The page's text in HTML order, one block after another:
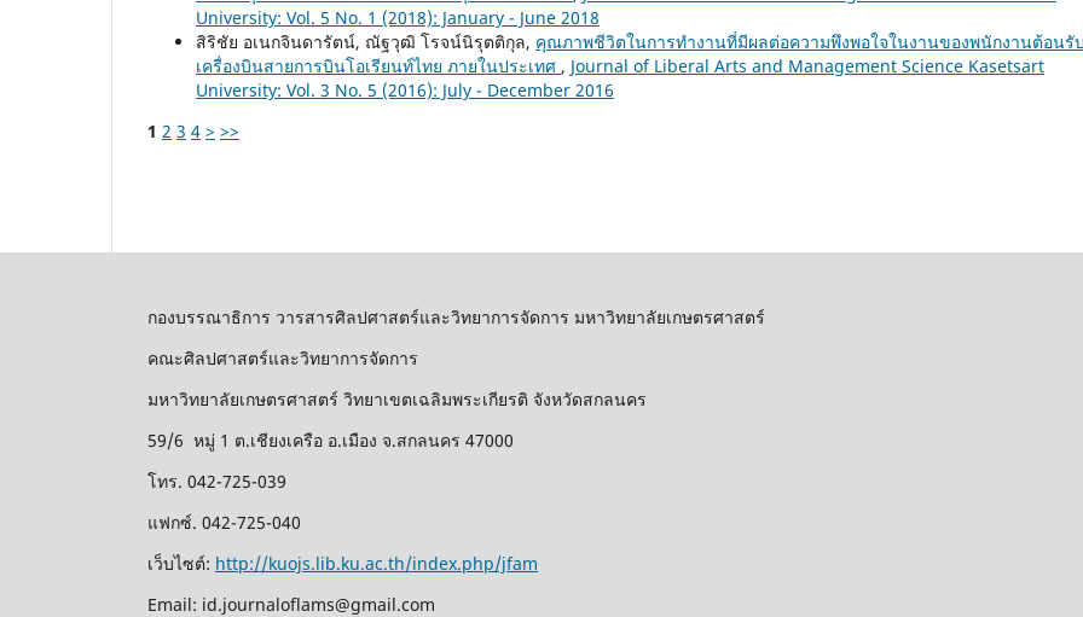
University: Vol. 5 No. 1 (2018): January - June 2018
สิริชัย อเนกจินดารัตน์, ณัฐวุฒิ โรจน์นิรุตติกุล, คุณภาพชีวิตในการทำงานที่มีผลต่อความพึงพอใจในงานของพนักงานต้อนรั
เครื่องบินสายการบินโอเรียนท์ไทย ภายในประเทศ , Journal of Liberal Arts and Management Science Kasetsart
University: Vol. 3 No. 5 (2016): July - December 2016
1 2 3 4 > >>
กองบรรณาธิการ วารสารศิลปศาสตร์และวิทยาการจัดการ มหาวิทยาลัยเกษตรศาสตร์
คณะศิลปศาสตร์และวิทยาการจัดการ
มหาวิทยาลัยเกษตรศาสตร์ วิทยาเขตเฉลิมพระเกียรติ จังหวัดสกลนคร
59/6 หมู่ 1 ต.เชียงเครือ อ.เมือง จ.สกลนคร 47000
โทร. 042-725-039
แฟกซ์. 042-725-040
เว็บไซต์: http://kuojs.lib.ku.ac.th/index.php/jfam
Email: id.journaloflams@gmail.com